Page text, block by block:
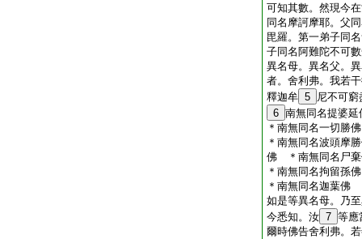
可知其數。然現今
同名摩訶摩耶。父
毘羅。第一弟子同
子同名阿難陀不可
異名母。異名父。
者。舍利弗。我若
釋迦牟 5 尼不可窮
6 南無同名提婆
＊南無同名一切勝
＊南無同名波頭摩
佛 ＊南無同名尸
＊南無同名拘留孫
＊南無同名迦葉佛
如是等異名母。乃
今悉知。汝 7 等應
爾時佛告舍利弗。